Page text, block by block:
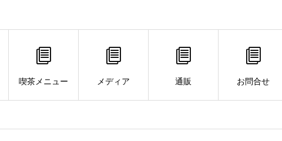
喫茶メニュー メディア 通販 お問合せ